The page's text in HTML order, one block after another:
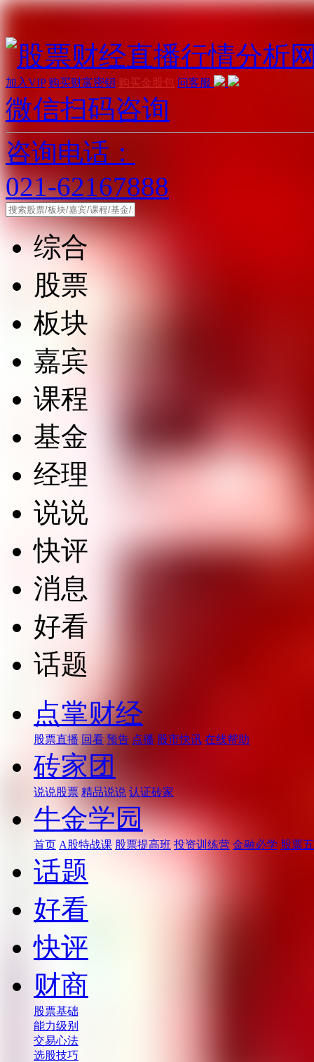
加入VIP 购买财富密钥 购买金股包 问客服
微信扫码咨询
咨询电话：
021-62167888
综合
股票
板块
嘉宾
课程
基金
经理
说说
快评
消息
好看
话题
点掌财经
股票直播 回看 预告 点播 股市快讯 在线帮助
砖家团
说说股票 精品说说 认证砖家
牛金学园
首页 A股特战课 股票提高班 投资训练营 金融必学 股票
话题
好看
快评
财商
股票基础
能力级别
交易心法
选股技巧